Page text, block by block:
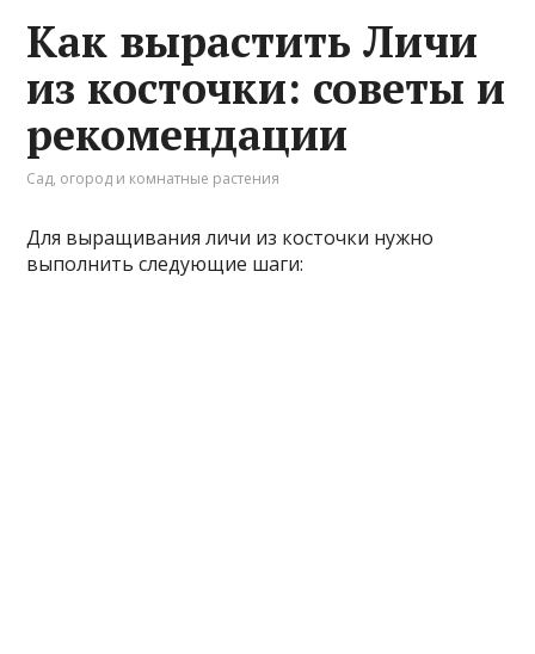
Как вырастить Личи
из косточки: советы и
рекомендации
Сад, огород и комнатные растения
Для выращивания личи из косточки нужно
выполнить следующие шаги: